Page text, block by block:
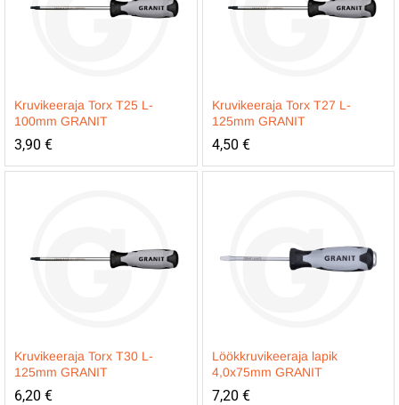
Kruvikeeraja Torx T25 L-
100mm GRANIT
3,90 €
Kruvikeeraja Torx T27 L-
125mm GRANIT
4,50 €
Kruvikeeraja Torx T30 L-
125mm GRANIT
6,20 €
Löökkruvikeeraja lapik
4,0x75mm GRANIT
7,20 €